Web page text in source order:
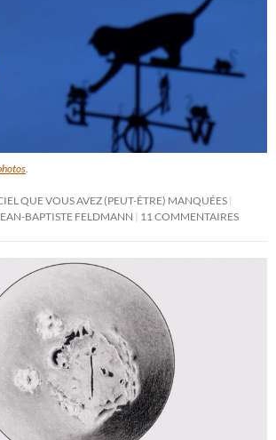
QUE VOUS AVEZ (PEUT-ÊTRE) MANQUÉES
BAPTISTE FELDMANN 11 COMMENTAIRES